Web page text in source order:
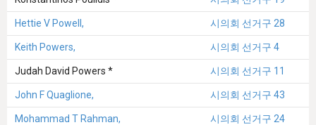
Hettie V Powell, 시의회 선거구 28
Keith Powers, 시의회 선거구 4
Judah David Powers * 시의회 선거구 11
John F Quaglione, 시의회 선거구 43
Mohammad T Rahman, 시의회 선거구 24